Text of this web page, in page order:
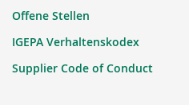
Offene Stellen
IGEPA Verhaltenskodex
Supplier Code of Conduct